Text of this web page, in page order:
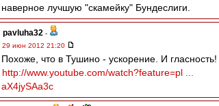
наверное лучшую "скамейку" Бундеслиги.
pavluha32 -
29 июн 2012 21:20
Похоже, что в Тушино - ускорение. И гласность!
http://www.youtube.com/watch?feature=pl ...
aX4jySAa3c